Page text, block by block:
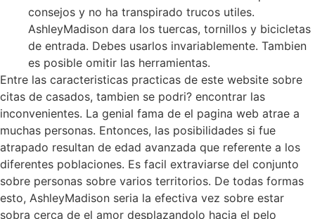
consejos y no ha transpirado trucos utiles.
AshleyMadison dara los tuercas, tornillos y bicicletas
de entrada. Debes usarlos invariablemente. Tambien
es posible omitir las herramientas.
Entre las caracteristicas practicas de este website sobre
citas de casados, tambien se podri? encontrar las
inconvenientes. La genial fama de el pagina web atrae a
muchas personas. Entonces, las posibilidades si fue
atrapado resultan de edad avanzada que referente a los
diferentes poblaciones. Es facil extraviarse del conjunto
sobre personas sobre varios territorios. De todas formas
esto, AshleyMadison seri­a la efectiva vez sobre estar
sobra cerca de el amor desplazandolo hacia el pelo